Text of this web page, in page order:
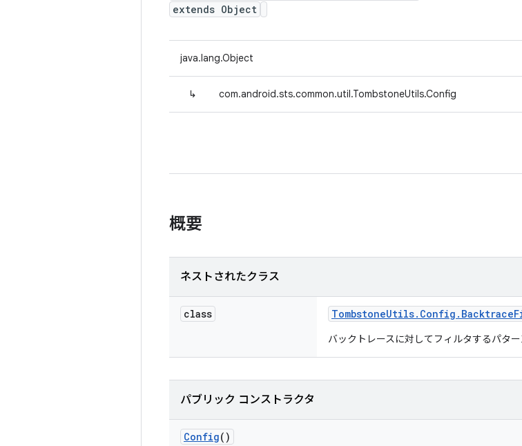
extends Object
java.lang.Object
↳ com.android.sts.common.util.TombstoneUtils.Config
概要
ネストされたクラス
class TombstoneUtils. Config . Backtrace
バックトレースに対してフィルタするパタ
パブリック コンストラクタ
Config()